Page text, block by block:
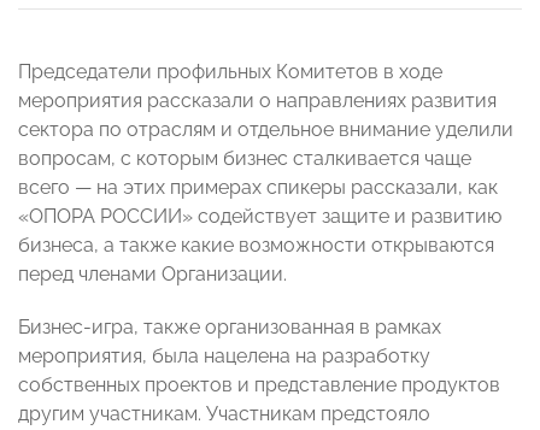
Председатели профильных Комитетов в ходе
мероприятия рассказали о направлениях развития
сектора по отраслям и отдельное внимание уделили
вопросам, с которым бизнес сталкивается чаще
всего — на этих примерах спикеры рассказали, как
«ОПОРА РОССИИ» содействует защите и развитию
бизнеса, а также какие возможности открываются
перед членами Организации.
Бизнес-игра, также организованная в рамках
мероприятия, была нацелена на разработку
собственных проектов и представление продуктов
другим участникам. Участникам предстояло